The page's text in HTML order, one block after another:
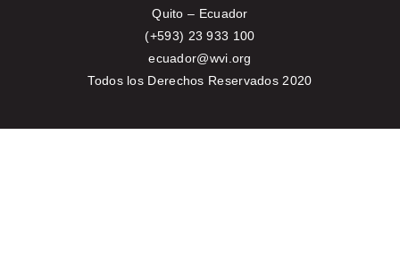
Quito – Ecuador
(+593) 23 933 100
ecuador@wvi.org
Todos los Derechos Reservados 2020